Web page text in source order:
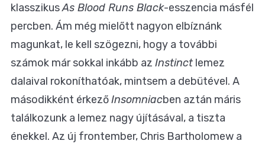
klasszikusAs Blood Runs Black-esszencia másfél
percben. Ám még mielőtt nagyon elbíznánk
magunkat, le kell szögezni, hogy a további
számok már sokkal inkább az Instinct lemez
dalaival rokoníthatóak, mintsem a debütével. A
másodikként érkezőInsomniacben aztán máris
találkozunk a lemez nagy újításával, a tiszta
énekkel. Az új frontember, Chris Bartholomew a